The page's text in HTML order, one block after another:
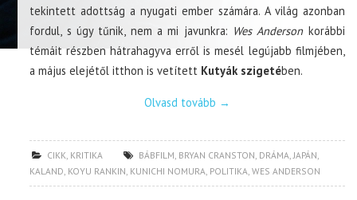
tekintett adottság a nyugati ember számára. A világ azonban
fordul, s úgy tűnik, nem a mi javunkra: Wes Andersonkorábbi
témáit részben hátrahagyva erről is mesél legújabb filmjében,
a május elejétől itthon is vetített Kutyák szigetében.
Olvasd tovább →
CIKK, KRITIKA BÁBFILM, BRYAN CRANSTON, DRÁMA,JAPÁN,
KALAND, KOYU RANKIN, KUNICHI NOMURA, POLITIKA,WES ANDERSON